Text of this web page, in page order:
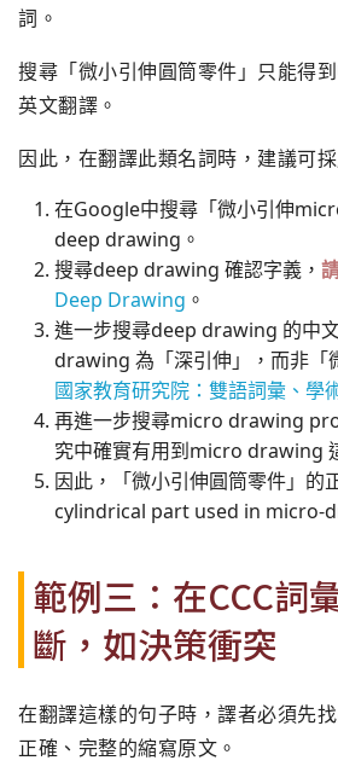
詞。
搜尋「微小引伸圓筒零件」只能得
英文翻譯。
因此，在翻譯此類名詞時，建議可
在Google中搜尋「微小引伸
deep drawing。
搜尋deep drawing 確認字義，
Deep Drawing 。
進一步搜尋deep drawing 的中
drawing 為「深引伸」，而非「
國家教育研究院：雙語詞彙、學
再進一步搜尋micro drawing
究中確實有用到micro drawing
因此，「微小引伸圓筒零件」的
cylindrical part used in micro-
範例三：在CCC詞
斷，如決策衝突
在翻譯這樣的句子時，譯者必須先
正確、完整的縮寫原文。